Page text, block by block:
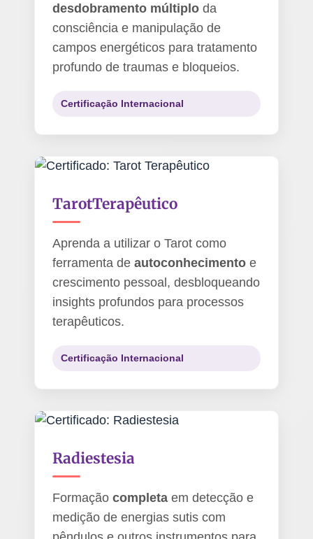
desdobramento múltiplo da
consciência e manipulação de
campos energéticos para tratamento
profundo de traumas e bloqueios.
Certificação Internacional
TarotTerapêutico
Aprenda a utilizar o Tarot como
ferramenta de autoconhecimento e
crescimento pessoal, desbloqueando
insights profundos para processos
terapêuticos.
Certificação Internacional
Radiestesia
Formação completa em detecção e
medição de energias sutis com